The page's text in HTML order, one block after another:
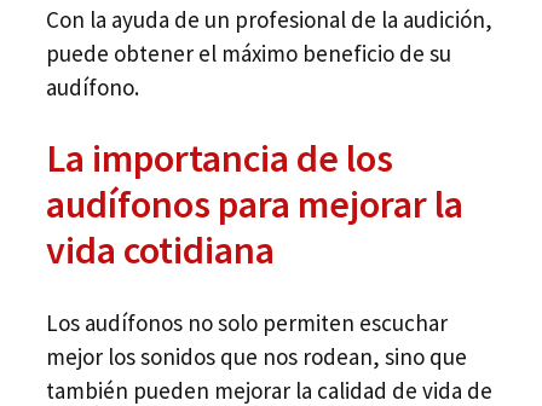
Con la ayuda de un profesional de la audición,
puede obtener el máximo beneficio de su
audífono.
La importancia de los
audífonos para mejorar la
vida cotidiana
Los audífonos no solo permiten escuchar
mejor los sonidos que nos rodean, sino que
también pueden mejorar la calidad de vida de